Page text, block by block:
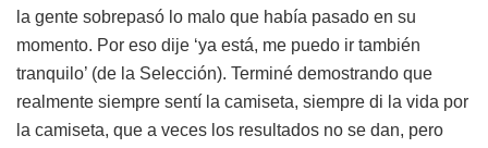
la gente sobrepasó lo malo que había pasado en su
momento. Por eso dije ‘ya está, me puedo ir también
tranquilo’ (de la Selección). Terminé demostrando que
realmente siempre sentí la camiseta, siempre di la vida por
la camiseta, que a veces los resultados no se dan, pero